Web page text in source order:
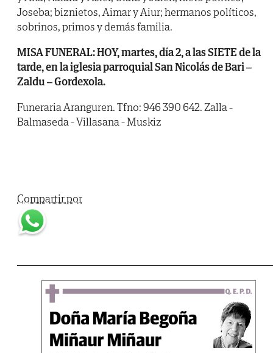
Joseba; biznietos, Aimar y Aiur; hermanos políticos,
sobrinos, primos y demás familia.
MISA FUNERAL: HOY, martes, día 2, a las SIETE de la
tarde, en la iglesia parroquial San Nicolás de Bari –
Zaldu – Gordexola.
Funeraria Aranguren. Tfno: 946 390 642. Zalla -
Balmaseda - Villasana - Muskiz
Compartir por